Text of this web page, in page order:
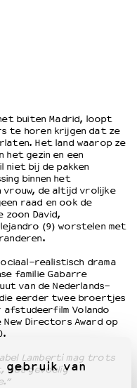
gebruik van
buiten Madrid, loopt
te horen krijgen dat ze
Het land waarop ze
het gezin en een
niet bij de pakken
binnen het
vrouw, de altijd vrolijke
raad en ook de
zoon David,
(9) worstelen met
realistisch drama
familie Gabarre
van de Nederlands-
die eerder twee broertjes
afstudeerfilm Volando
New Directors Award op
Lamberti mag trots
met gevoelig